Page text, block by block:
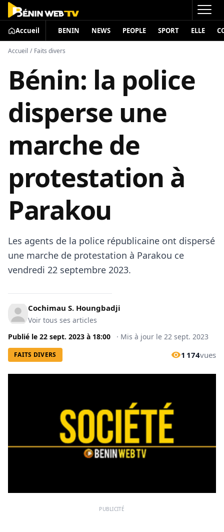
Accueil BENIN NEWS PEOPLE SPORT ELLE
Accueil / Faits divers
Bénin: la police
disperse une
marche de
protestation à
Parakou
Les agents de la police républicaine ont dispersé
une marche de protestation à Parakou ce
vendredi 22 septembre 2023.
Cochimau S. Houngbadji
Voir tous ses articles
Publié le 22 sept. 2023 à 18:00 · Mis à jour le 22 sept. 2023
FAITS DIVERS 1 174vues
PUBLICITÉ